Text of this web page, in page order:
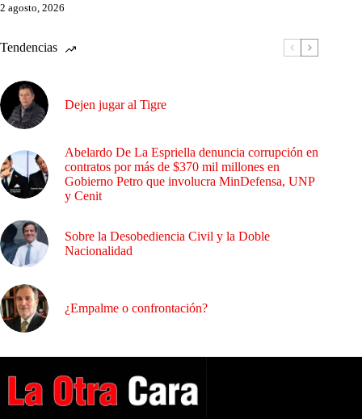
2 agosto, 2026
Tendencias
Dejen jugar al Tigre
Abelardo De La Espriella denuncia corrupción en
contratos por más de $370 mil millones en
Gobierno Petro que involucra MinDefensa, UNP
y Cenit
Sobre la Desobediencia Civil y la Doble
Nacionalidad
¿Empalme o confrontación?